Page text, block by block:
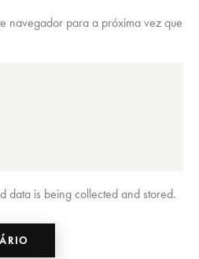
navegador para a próxima vez que
data is being collected and stored.